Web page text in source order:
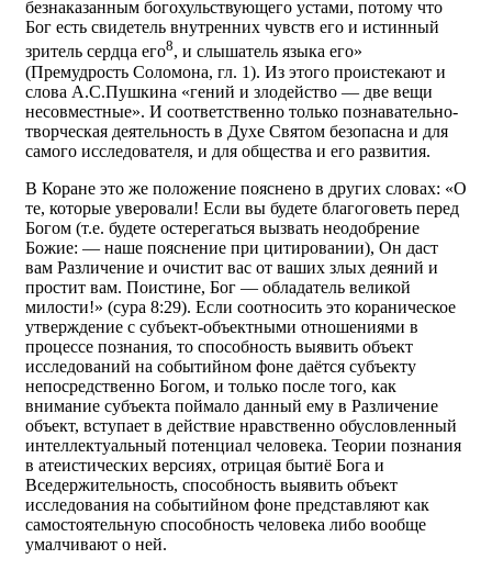
безнаказанным богохульствующего устами, потому что
Бог есть свидетель внутренних чувств его и истинный
зритель сердца его8, и слышатель языка его»
(Премудрость Соломона, гл. 1). Из этого проистекают и
слова А.С.Пушкина «гений и злодейство — две вещи
несовместные». И соответственно только познавательно-
творческая деятельность в Духе Святом безопасна и для
самого исследователя, и для общества и его развития.
В Коране это же положение пояснено в других словах: «О
те, которые уверовали! Если вы будете благоговеть перед
Богом (т.е. будете остерегаться вызвать неодобрение
Божие: — наше пояснение при цитировании), Он даст
вам Различение и очистит вас от ваших злых деяний и
простит вам. Поистине, Бог — обладатель великой
милости!» (сура 8:29). Если соотносить это кораническое
утверждение с субъект-объектными отношениями в
процессе познания, то способность выявить объект
исследований на событийном фоне даётся субъекту
непосредственно Богом, и только после того, как
внимание субъекта поймало данный ему в Различение
объект, вступает в действие нравственно обусловленный
интеллектуальный потенциал человека. Теории познания
в атеистических версиях, отрицая бытиё Бога и
Вседержительность, способность выявить объект
исследования на событийном фоне представляют как
самостоятельную способность человека либо вообще
умалчивают о ней.